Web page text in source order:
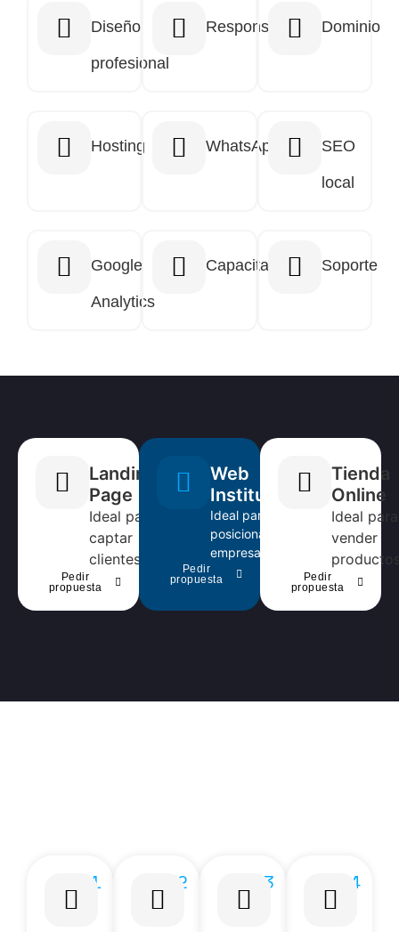
Diseño
profesional
Responsive Dominio
Hosting WhatsApp SEO
local
Google
Analytics
Capacitación Soporte
Landing
Page
Ideal para
captar
clientes.
Pedir
propuesta
Web
Institucional
Ideal para
posicionar tu
empresa.
Pedir
propuesta
Tienda
Online
Ideal para
vender
Pedir
propuesta
01 02 03 04